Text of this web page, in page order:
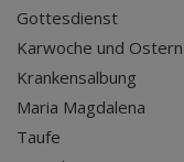
Gottesdienst
Karwoche und Ostern
Krankensalbung
Maria Magdalena
Taufe